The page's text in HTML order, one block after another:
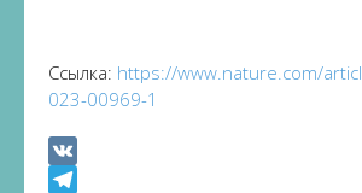
Ссылка: https://www.nature.com/
023-00969-1
VK